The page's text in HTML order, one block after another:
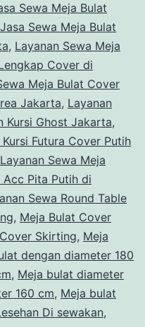
Sewa Meja Bulat
Jasa Sewa Meja Bulat
, Layanan Sewa Meja
Cover di
Meja Bulat Cover
Jakarta, Layanan
Kursi Ghost Jakarta,
Futura Cover Putih
Layanan Sewa Meja
Pita Putih di
Sewa Round Table
, Meja Bulat Cover
Skirting, Meja
dengan diameter 180
, Meja bulat diameter
160 cm, Meja bulat
Di sewakan,